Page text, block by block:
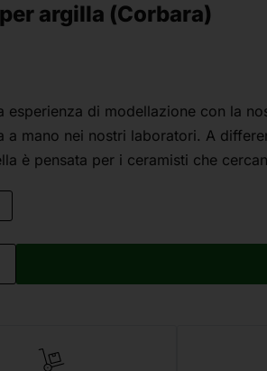
argilla (Corbara)
esperienza di modellazione con la
a mano nei nostri laboratori. A
è pensata per i ceramisti che